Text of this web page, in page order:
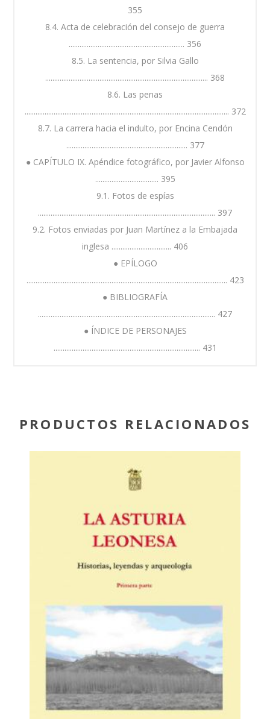
355
8.4. Acta de celebración del consejo de guerra
................................................................ 356
8.5. La sentencia, por Silvia Gallo
.......................................................................................... 368
8.6. Las penas
................................................................................................................. 372
8.7. La carrera hacia el indulto, por Encina Cendón
................................................................... 377
● CAPÍTULO IX. Apéndice fotográfico, por Javier Alfonso
................................... 395
9.1. Fotos de espías
.................................................................................................. 397
9.2. Fotos enviadas por Juan Martínez a la Embajada
inglesa ................................. 406
● EPÍLOGO
............................................................................................................... 423
● BIBLIOGRAFÍA
.................................................................................................. 427
● ÍNDICE DE PERSONAJES
................................................................................. 431
PRODUCTOS RELACIONADOS